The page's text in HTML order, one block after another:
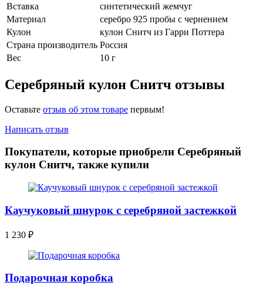
Вставка
синтетический жемчуг
Материал
серебро 925 пробы с чернением
Кулон
кулон Снитч из Гарри Поттера
Страна производитель Россия
Вес
10 г
Серебряный кулон Снитч отзывы
Оставьте отзыв об этом товаре первым!
Написать отзыв
Покупатели, которые приобрели Серебряный
кулон Снитч, также купили
Каучуковый шнурок с серебряной застежкой
1 230 ₽
Подарочная коробка